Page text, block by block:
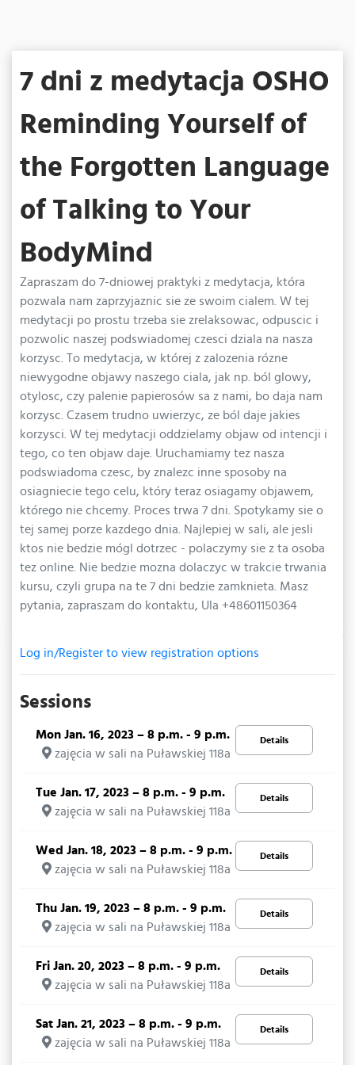
7 dni z medytacja OSHO
Reminding Yourself of
the Forgotten Language
of Talking to Your
BodyMind
Zapraszam do 7-dniowej praktyki z medytacja, która
pozwala nam zaprzyjaznic sie ze swoim cialem. W tej
medytacji po prostu trzeba sie zrelaksowac, odpuscic i
pozwolic naszej podswiadomej czesci dziala na nasza
korzysc. To medytacja, w której z zalozenia rózne
niewygodne objawy naszego ciala, jak np. ból glowy,
otylosc, czy palenie papierosów sa z nami, bo daja nam
korzysc. Czasem trudno uwierzyc, ze ból daje jakies
korzysci. W tej medytacji oddzielamy objaw od intencji i
tego, co ten objaw daje. Uruchamiamy tez nasza
podswiadoma czesc, by znalezc inne sposoby na
osiagniecie tego celu, który teraz osiagamy objawem,
którego nie chcemy. Proces trwa 7 dni. Spotykamy sie o
tej samej porze kazdego dnia. Najlepiej w sali, ale jesli
ktos nie bedzie mógl dotrzec - polaczymy sie z ta osoba
tez online. Nie bedzie mozna dolaczyc w trakcie trwania
kursu, czyli grupa na te 7 dni bedzie zamknieta. Masz
pytania, zapraszam do kontaktu, Ula +48601150364
Log in/Register to view registration options
Sessions
Details
Mon Jan. 16, 2023 – 8 p.m. - 9 p.m.
zajęcia w sali na Puławskiej 118a
Details
Tue Jan. 17, 2023 – 8 p.m. - 9 p.m.
zajęcia w sali na Puławskiej 118a
Details
Wed Jan. 18, 2023 – 8 p.m. - 9 p.m.
zajęcia w sali na Puławskiej 118a
Details
Thu Jan. 19, 2023 – 8 p.m. - 9 p.m.
zajęcia w sali na Puławskiej 118a
Details
Fri Jan. 20, 2023 – 8 p.m. - 9 p.m.
zajęcia w sali na Puławskiej 118a
Details
Sat Jan. 21, 2023 – 8 p.m. - 9 p.m.
zajęcia w sali na Puławskiej 118a